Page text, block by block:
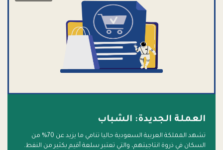
العملة الجديدة: الشباب
تشهد المملكة العربية السعودية حاليا تنامي ما يزيد عن 70% من
السكان في ذروة انتاجيتهم، والتي تعتبر سلعة أقيم بكثير من النفط.